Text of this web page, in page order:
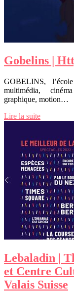
Gobelins |
GOBELINS,
multimédia,
graphique, motion…
Lire la suite
Lebaladin |
et Centre
Valais Suisse